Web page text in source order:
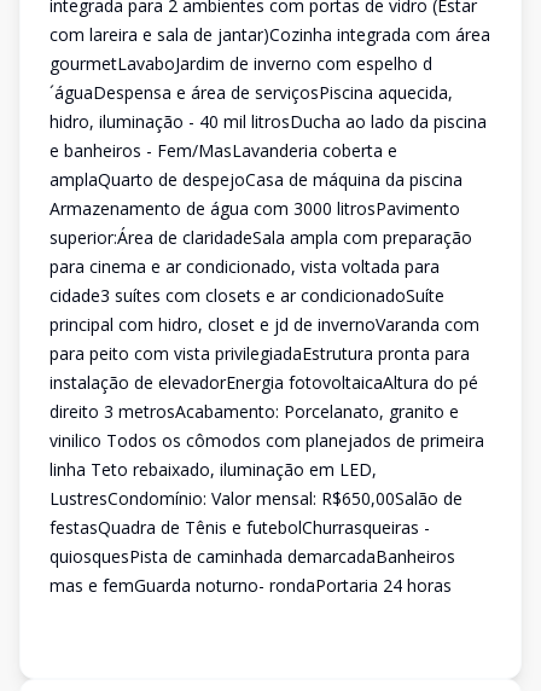
integrada para 2 ambientes com portas de vidro (Estar
com lareira e sala de jantar)Cozinha integrada com área
gourmetLavaboJardim de inverno com espelho d
´águaDespensa e área de serviçosPiscina aquecida,
hidro, iluminação - 40 mil litrosDucha ao lado da piscina
e banheiros - Fem/MasLavanderia coberta e
amplaQuarto de despejoCasa de máquina da piscina
Armazenamento de água com 3000 litrosPavimento
superior:Área de claridadeSala ampla com preparação
para cinema e ar condicionado, vista voltada para
cidade3 suítes com closets e ar condicionadoSuíte
principal com hidro, closet e jd de invernoVaranda com
para peito com vista privilegiadaEstrutura pronta para
instalação de elevadorEnergia fotovoltaicaAltura do pé
direito 3 metrosAcabamento: Porcelanato, granito e
vinilico Todos os cômodos com planejados de primeira
linha Teto rebaixado, iluminação em LED,
LustresCondomínio: Valor mensal: R$650,00Salão de
festasQuadra de Tênis e futebolChurrasqueiras -
quiosquesPista de caminhada demarcadaBanheiros
mas e femGuarda noturno- rondaPortaria 24 horas